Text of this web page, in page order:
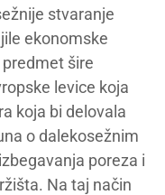
stvaranje
ekonomske
šire
levice koja
koja bi delovala
o dalekosežnim
poreza i
Na taj način